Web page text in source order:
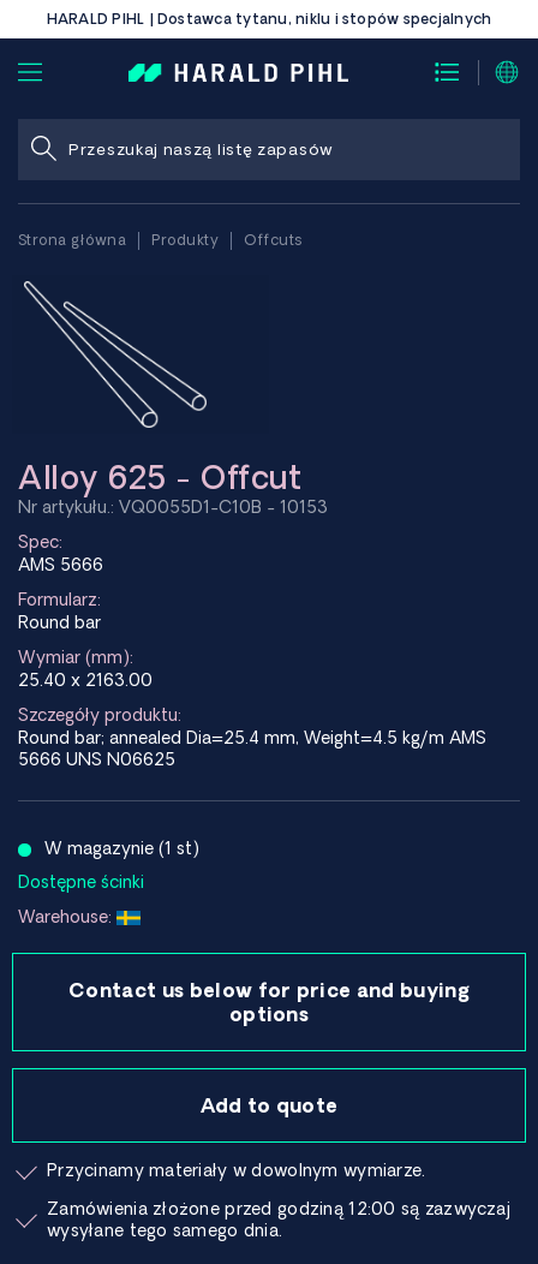
HARALD PIHL | Dostawca tytanu, niklu i stopów specjalnych
Strona główna Produkty Offcuts
Alloy 625 - Offcut
Nr artykułu.: VQ0055D1-C10B - 10153
Spec:
AMS 5666
Formularz:
Round bar
Wymiar (mm):
25.40 x 2163.00
Szczegóły produktu:
Round bar; annealed Dia=25.4 mm, Weight=4.5 kg/m AMS
5666 UNS N06625
W magazynie (1 st)
Dostępne ścinki
Warehouse:
Contact us below for price and buying
options
Add to quote
Przycinamy materiały w dowolnym wymiarze.
Zamówienia złożone przed godziną 12:00 są zazwyczaj
wysyłane tego samego dnia.